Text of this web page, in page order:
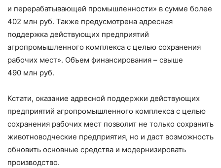
и перерабатывающей промышленности» в сумме более
402 млн руб. Также предусмотрена адресная
поддержка действующих предприятий
агропромышленного комплекса с целью сохранения
рабочих мест». Объем финансирования – ​свыше
490 млн руб.
Кстати, оказание адресной поддержки действующих
предприятий агропромышленного комплекса с целью
сохранения рабочих мест позволит не только сохранить
животноводческие предприятия, но и даст возможность
обновить основные средства и модернизировать
производство.